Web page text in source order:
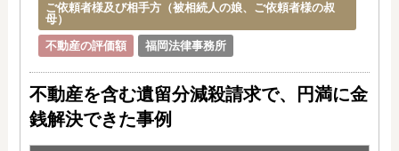
ご依頼者様及び相手方（被相続人の娘、ご依頼者様の叔
母）
不動産の評価額
福岡法律事務所
不動産を含む遺留分減殺請求で、円満に金
銭解決できた事例